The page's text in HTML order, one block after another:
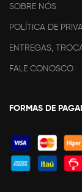
SOBRE NÓS
POLÍTICA DE
ENTREGAS,
FALE CONOSCO
FORMAS DE